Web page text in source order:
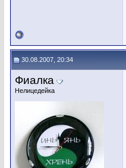
30.08.2007, 20:34
Фиалка
Нелицедейка